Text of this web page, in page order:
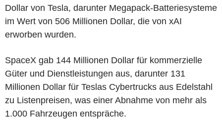
Dollar von Tesla, darunter Megapack-Batteriesysteme
im Wert von 506 Millionen Dollar, die von xAI
erworben wurden.
SpaceX gab 144 Millionen Dollar für kommerzielle
Güter und Dienstleistungen aus, darunter 131
Millionen Dollar für Teslas Cybertrucks aus Edelstahl
zu Listenpreisen, was einer Abnahme von mehr als
1.000 Fahrzeugen entspräche.